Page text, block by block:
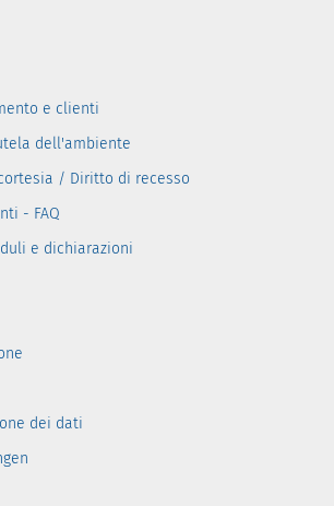
e clienti
dell'ambiente
/ Diritto di recesso
- FAQ
e dichiarazioni
dei dati